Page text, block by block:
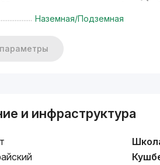
Наземная/Подземная
и инфраструктура